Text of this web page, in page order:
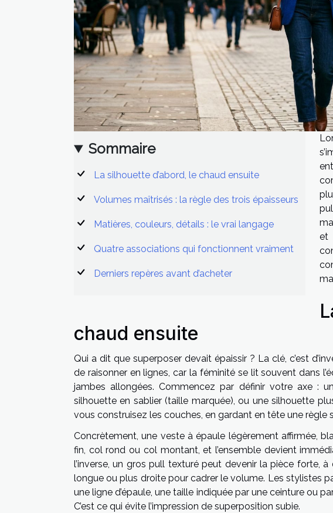
Sommaire
La silhouette d’abord, le chaud ensuite
Volumes maîtrisés : la règle des trois épaisseurs
Matières, couleurs, détails : le vrai langage
Quatre associations qui fonctionnent vraiment
Derniers repères avant d’acheter
et
chaud ensuite
Qui a dit que superposer devait épaissir ? La clé, c’est
de raisonner en lignes, car la féminité se lit souvent dans
jambes allongées. Commencez par définir votre axe :
silhouette en sablier (taille marquée), ou une silhouette
vous construisez les couches, en gardant en tête une règle
Concrètement, une veste à épaule légèrement affirmée,
fin, col rond ou col montant, et l’ensemble devient
l’inverse, un gros pull texturé peut devenir la pièce forte,
longue ou plus droite pour cadrer le volume. Les stylistes
une ligne d’épaule, une taille indiquée par une ceinture ou
C’est ce qui évite l’impression de superposition subie.